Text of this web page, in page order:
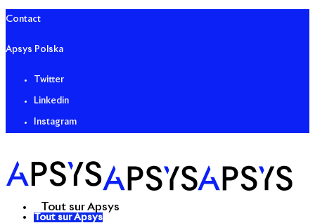
Contact
Apsys Polska
Twitter
Linkedin
Instagram
Tout sur Apsys
Tout sur Apsys